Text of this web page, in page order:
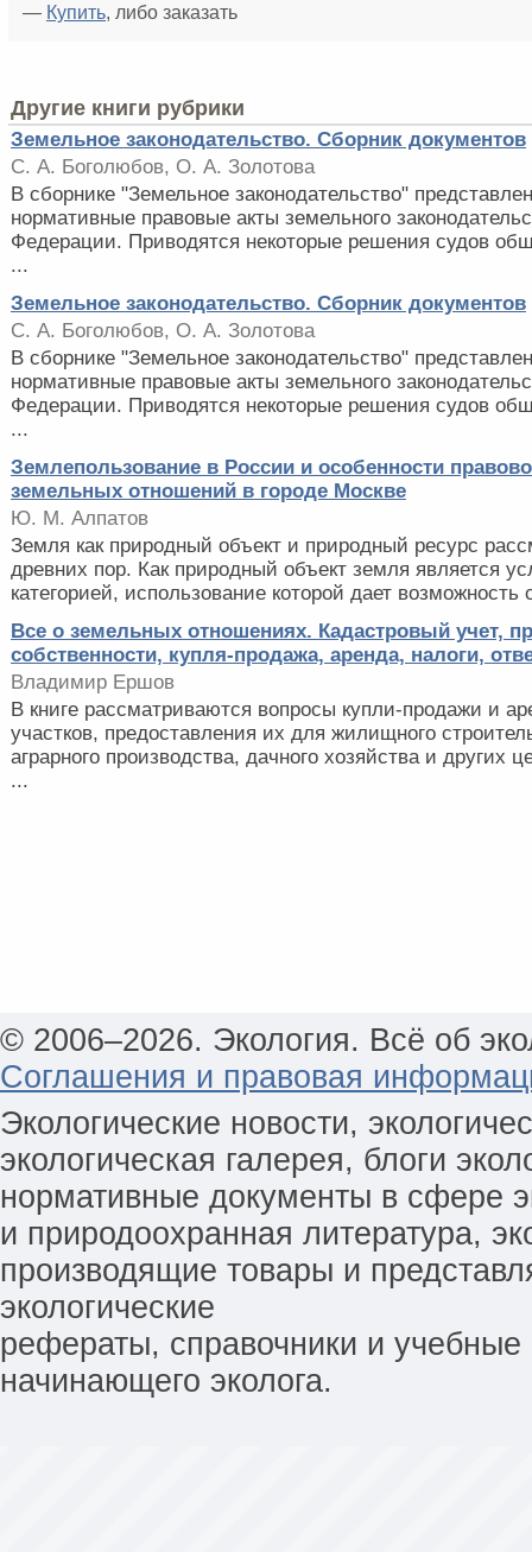
— Купить, либо заказать
Другие книги рубрики
Земельное законодательство. Сборник документов
С. А. Боголюбов, О. А. Золотова
В сборнике "Земельное законодательство"
нормативные правовые акты земельного
Федерации. Приводятся некоторые решения судов
...
Земельное законодательство. Сборник документов
С. А. Боголюбов, О. А. Золотова
В сборнике "Земельное законодательство"
нормативные правовые акты земельного
Федерации. Приводятся некоторые решения судов
...
Землепользование в России и особенности
земельных отношений в городе Москве
Ю. М. Алпатов
Земля как природный объект и природный ресурс
древних пор. Как природный объект земля является
категорией, использование которой дает
Все о земельных отношениях. Кадастровый учет,
собственности, купля-продажа, аренда, налоги,
Владимир Ершов
В книге рассматриваются вопросы купли-продажи и
участков, предоставления их для жилищного
аграрного производства, дачного хозяйства и других
...
© 2006–2026. Экология. Всё об
Соглашения и правовая
Экологические новости,
экологическая галерея, блоги
нормативные документы в сфере
и природоохранная литература,
производящие товары и
экологические
рефераты, справочники и
начинающего эколога.